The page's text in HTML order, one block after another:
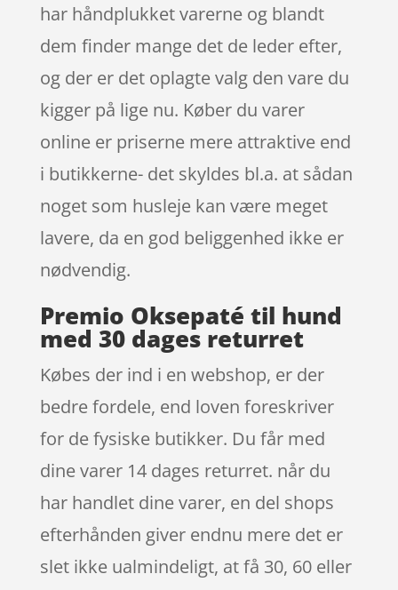
har håndplukket varerne og blandt
dem finder mange det de leder efter,
og der er det oplagte valg den vare du
kigger på lige nu. Køber du varer
online er priserne mere attraktive end
i butikkerne- det skyldes bl.a. at sådan
noget som husleje kan være meget
lavere, da en god beliggenhed ikke er
nødvendig.
Premio Oksepaté til hund
med 30 dages returret
Købes der ind i en webshop, er der
bedre fordele, end loven foreskriver
for de fysiske butikker. Du får med
dine varer 14 dages returret. når du
har handlet dine varer, en del shops
efterhånden giver endnu mere det er
slet ikke ualmindeligt, at få 30, 60 eller